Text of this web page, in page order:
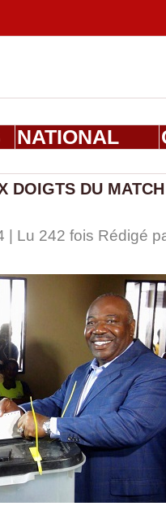
NATIONAL
DOIGTS DU
| Lu 242 fois Rédigé